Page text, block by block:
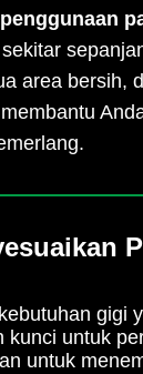
area bersih,
gigi
kunci untuk
untuk